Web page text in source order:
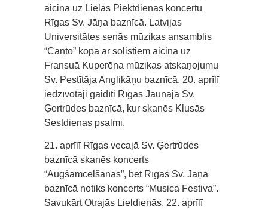
aicina uz Lielās Piektdienas koncertu
Rīgas Sv. Jāņa baznīcā. Latvijas
Universitātes senās mūzikas ansamblis
“Canto” kopā ar solistiem aicina uz
Fransuā Kuperēna mūzikas atskaņojumu
Sv. Pestītāja Anglikāņu baznīcā. 20. aprīlī
iedzīvotāji gaidīti Rīgas Jaunajā Sv.
Ģertrūdes baznīcā, kur skanēs Klusās
Sestdienas psalmi.
21. aprīlī Rīgas vecajā Sv. Ģertrūdes
baznīcā skanēs koncerts
“Augšāmcelšanās”, bet Rīgas Sv. Jāņa
baznīcā notiks koncerts “Musica Festiva”.
Savukārt Otrajās Lieldienās, 22. aprīlī